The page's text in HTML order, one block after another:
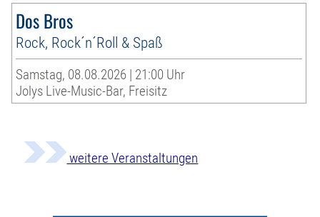
Dos Bros
Rock, Rock´n´Roll & Spaß
Samstag, 08.08.2026 | 21:00 Uhr
Jolys Live-Music-Bar, Freisitz
weitere Veranstaltungen